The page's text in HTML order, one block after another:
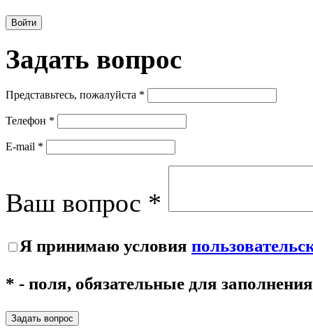
Войти
Задать вопрос
Представьтесь, пожалуйста *
Телефон *
E-mail *
Ваш вопрос *
Я принимаю условия
* - поля, обязательные для заполнения
Задать вопрос